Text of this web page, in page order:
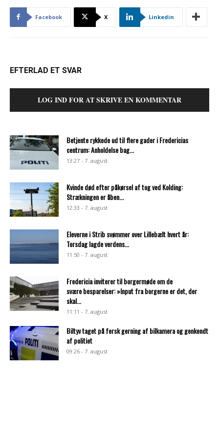
Facebook X Linkedin
EFTERLAD ET SVAR
LOG IND FOR AT SKRIVE EN KOMMENTAR
Betjente rykkede ud til flere gader i Fredericias
centrum: Anholdelse bag...
13:27 - 7. august
Kvinde død efter påkørsel af tog ved Kolding:
Strækningen er åben...
12:33 - 7. august
Eleverne i Strib svømmer over Lillebælt hvert år:
Torsdag lagde verdens...
11:50 - 7. august
Fredericia inviterer til borgermøde om de
svære besparelser: »Input fra borgerne er det, der
skal...
11:11 - 7. august
Biltyv taget på fersk gerning af bilkamera og genkendt
af politiet
09:26 - 7. august